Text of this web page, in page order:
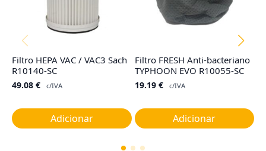
Filtro HEPA VAC / VAC3 Sach
R10140-SC
49.08 € c/IVA
Adicionar
Filtro FRESH Anti-bacteriano
TYPHOON EVO R10055-SC
19.19 € c/IVA
Adicionar